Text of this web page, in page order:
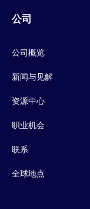
公司
公司概览
新闻与见解
资源中心
职业机会
联系
全球地点